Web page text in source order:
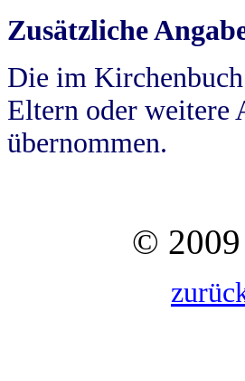
Zusätzliche
Die im
Eltern oder weitere
übernommen.
© 2009